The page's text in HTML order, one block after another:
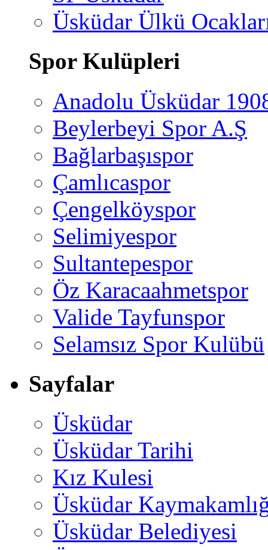
Üsküdar Ülkü
Spor Kulüpleri
Anadolu Üsküdar
Beylerbeyi Spor A.Ş
Bağlarbaşıspor
Çamlıcaspor
Çengelköyspor
Selimiyespor
Sultantepespor
Öz Karacaahmetspor
Valide Tayfunspor
Selamsız Spor Kulübü
Sayfalar
Üsküdar
Üsküdar Tarihi
Kız Kulesi
Üsküdar
Üsküdar Belediyesi